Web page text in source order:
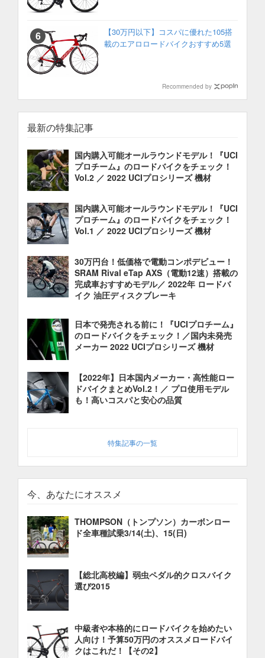
【30万円以下】コスパに優れた105搭
載のエアロロードバイクおすすめ5選
Recommended by
最新の特集記事
国内購入可能オールラウンドモデル！『UCI
プロチーム』のロードバイクをチェック！
Vol.2 ／ 2022 UCIプロシリーズ 機材
国内購入可能オールラウンドモデル！『UCI
プロチーム』のロードバイクをチェック！
Vol.1 ／ 2022 UCIプロシリーズ 機材
30万円台！低価格で電動コンポデビュー！
SRAM Rival eTap AXS（電動12速）搭載の
完成車おすすめモデル／ 2022年 ロードバ
イク 油圧ディスクブレーキ
日本で発売される前に！『UCIプロチーム』
のロードバイクをチェック！／国内未発売
メーカー 2022 UCIプロシリーズ 機材
【2022年】日本国内メーカー・高性能ロー
ドバイクまとめVol.2！／ プロ使用モデル
も！高いコスパと安心の品質
特集記事の一覧
今、あなたにオススメ
THOMPSON（トンプソン）カーボンロー
ド全車種試乗3/14(土)、15(日)
【総北高校編】弱虫ペダル的クロスバイク
選び2015
中級者や本格的にロードバイクを始めたい
人向け！予算50万円のオススメロードバイ
クはこれだ！【その2】